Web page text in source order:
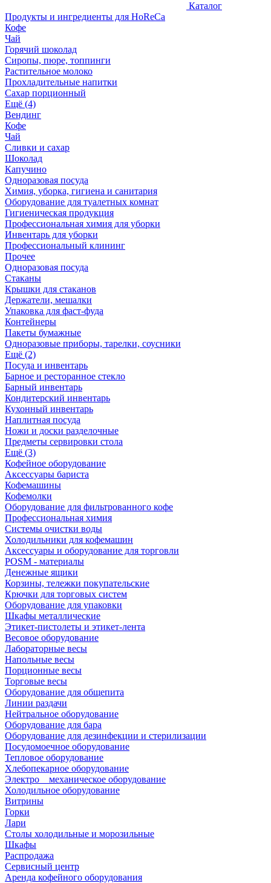
Каталог
Продукты и ингредиенты для HoReCa
Кофе
Чай
Горячий шоколад
Сиропы, пюре, топпинги
Растительное молоко
Прохладительные напитки
Сахар порционный
Ещё (4)
Вендинг
Кофе
Чай
Сливки и сахар
Шоколад
Капучино
Одноразовая посуда
Химия, уборка, гигиена и санитария
Оборудование для туалетных комнат
Гигиеническая продукция
Профессиональная химия для уборки
Инвентарь для уборки
Профессиональный клининг
Прочее
Одноразовая посуда
Стаканы
Крышки для стаканов
Держатели, мешалки
Упаковка для фаст-фуда
Контейнеры
Пакеты бумажные
Одноразовые приборы, тарелки, соусники
Ещё (2)
Посуда и инвентарь
Барное и ресторанное стекло
Барный инвентарь
Кондитерский инвентарь
Кухонный инвентарь
Наплитная посуда
Ножи и доски разделочные
Предметы сервировки стола
Ещё (3)
Кофейное оборудование
Аксессуары бариста
Кофемашины
Кофемолки
Оборудование для фильтрованного кофе
Профессиональная химия
Системы очистки воды
Холодильники для кофемашин
Аксессуары и оборудование для торговли
POSM - материалы
Денежные ящики
Корзины, тележки покупательские
Крючки для торговых систем
Оборудование для упаковки
Шкафы металлические
Этикет-пистолеты и этикет-лента
Весовое оборудование
Лабораторные весы
Напольные весы
Порционные весы
Торговые весы
Оборудование для общепита
Линии раздачи
Нейтральное оборудование
Оборудование для бара
Оборудование для дезинфекции и стерилизации
Посудомоечное оборудование
Тепловое оборудование
Хлебопекарное оборудование
Электро _ механическое оборудование
Холодильное оборудование
Витрины
Горки
Лари
Столы холодильные и морозильные
Шкафы
Распродажа
Сервисный центр
Аренда кофейного оборудования